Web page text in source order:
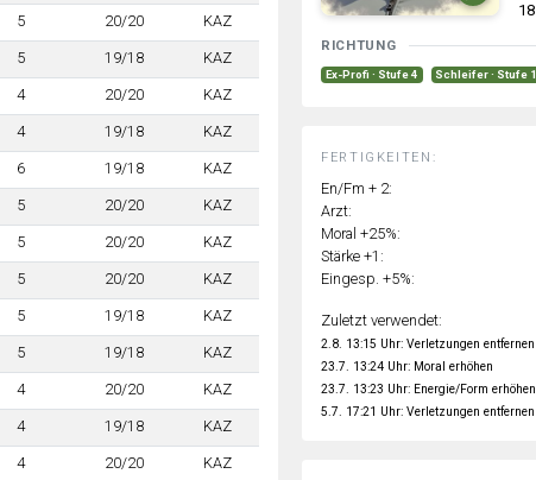
5 20/20 KAZ
5 19/18 KAZ
4 20/20 KAZ
4 19/18 KAZ
6 19/18 KAZ
5 20/20 KAZ
5 20/20 KAZ
5 20/20 KAZ
5 19/18 KAZ
5 19/18 KAZ
4 20/20 KAZ
4 19/18 KAZ
4 20/20 KAZ
18
RICHTUNG
Ex-Profi · Stufe 4 Schleifer · Stufe 1
FERTIGKEITEN:
En/Fm + 2:
Arzt:
Moral +25%:
Stärke +1:
Eingesp. +5%:
Zuletzt verwendet:
2.8. 13:15 Uhr: Verletzungen entfernen
23.7. 13:24 Uhr: Moral erhöhen
23.7. 13:23 Uhr: Energie/Form erhöhen
5.7. 17:21 Uhr: Verletzungen entfernen